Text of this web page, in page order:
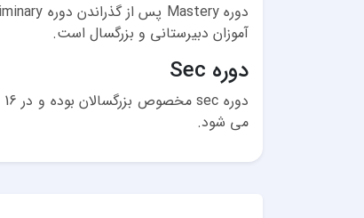
آموزان دبیرستانی و بزرگسال است.
دوره Sec
می شود.